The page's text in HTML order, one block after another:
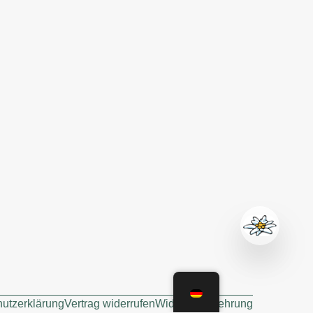
Vertrag widerrufenWiderrufsbelehrung